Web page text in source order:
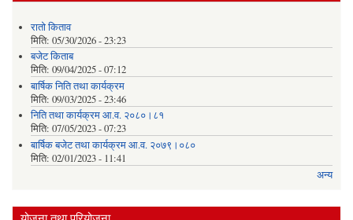
रातो किताव
मिति: 05/30/2026 - 23:23
बजेट किताब
मिति: 09/04/2025 - 07:12
बार्षिक निति तथा कार्यक्रम
मिति: 09/03/2025 - 23:46
निति तथा कार्यक्रम आ.व. २०८०।८१
मिति: 07/05/2023 - 07:23
बार्षिक बजेट तथा कार्यक्रम आ.व. २०७९।०८०
मिति: 02/01/2023 - 11:41
अन्य